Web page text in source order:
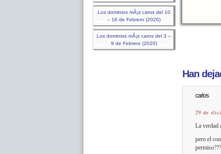
Los dominios mÃ¡s caros del 10
– 16 de Febrero (2020)
Los dominios mÃ¡s caros del 3 –
9 de Febrero (2020)
Han
carlos
29 de
La verdad
pero el